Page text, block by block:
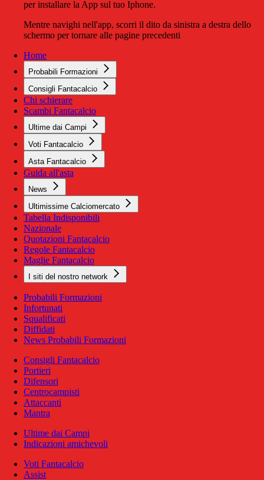
per installare la App sul tuo Iphone.
Mentre navighi nell'app, scorri il dito da sinistra a destra dello
schermo per tornare alle pagine precedenti
Home
Probabili Formazioni
Consigli Fantacalcio
Chi schierare
Scambi Fantacalcio
Ultime dai Campi
Voti Fantacalcio
Asta Fantacalcio
Guida all'asta
News
Ultimissime Calciomercato
Tabella Indisponibili
Nazionale
Quotazioni Fantacalcio
Regole Fantacalcio
Maglie Fantacalcio
I siti del nostro network
Probabili Formazioni
Infortunati
Squalificati
Diffidati
News Probabili Formazioni
Consigli Fantacalcio
Portieri
Difensori
Centrocampisti
Attaccanti
Mantra
Ultime dai Campi
Indicazioni amichevoli
Voti Fantacalcio
Assist